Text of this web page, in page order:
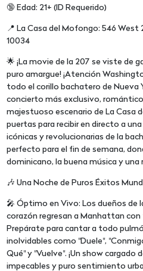
🔞 Edad: 21+ (ID Requerido)
📍 La Casa del Mofongo: 546
10034
🌟 ¡La movie de la 207 se viste de
puro amargue! ¡Atención
todo el corillo bachatero de Nueva
concierto más exclusivo,
majestuoso escenario de La Casa
puertas para recibir en directo a
icónicas y revolucionarias de la
perfecto para el fin de semana,
dominicano, la buena música y una
🎶 Una Noche de Puros Éxitos
🎤 Óptimo en Vivo: Los dueños de
corazón regresan a Manhattan
Prepárate para cantar a todo
inolvidables como "Duele",
Qué" y "Vuelve". ¡Un show cargado
impecables y puro sentimiento